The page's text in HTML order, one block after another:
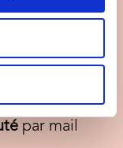
par mail